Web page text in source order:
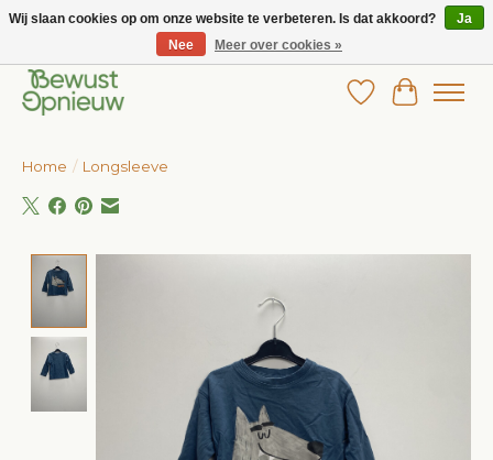
Wij bieden het grootste aanbod in betaalbare kinderkleding!
Verlanglijst
Home / Longsleeve
Wij slaan cookies op om onze website te verbeteren. Is dat akkoord?
Ja
Nee
Meer over cookies »